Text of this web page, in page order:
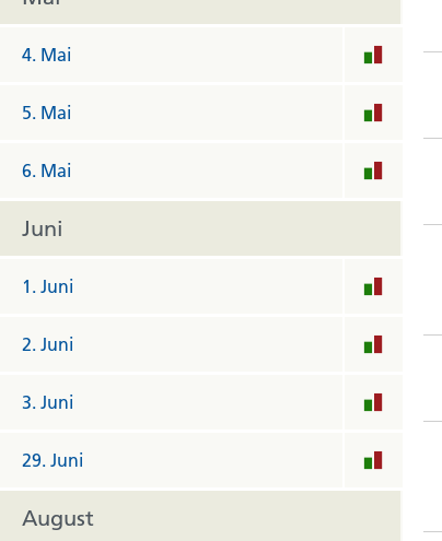
4. Mai
5. Mai
6. Mai
Juni
1. Juni
2. Juni
3. Juni
29. Juni
August